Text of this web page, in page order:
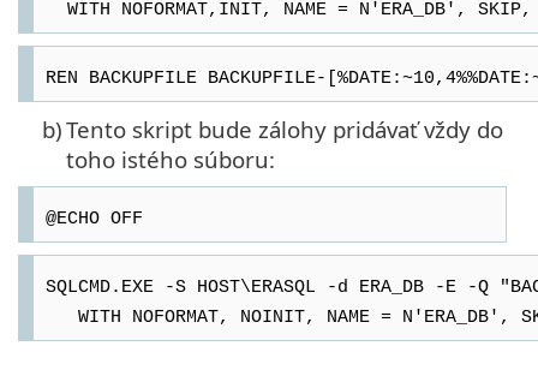
WITH NOFORMAT,INIT, NAME = N'ERA_DB', SKIP,
REN BACKUPFILE BACKUPFILE-
b)Tento skript bude zálohy pridávať vždy do
toho istého súboru:
@ECHO OFF
SQLCMD.EXE -S HOST\ERASQL -d ERA_DB -E -Q
WITH NOFORMAT, NOINIT, NAME = N'ERA_DB',